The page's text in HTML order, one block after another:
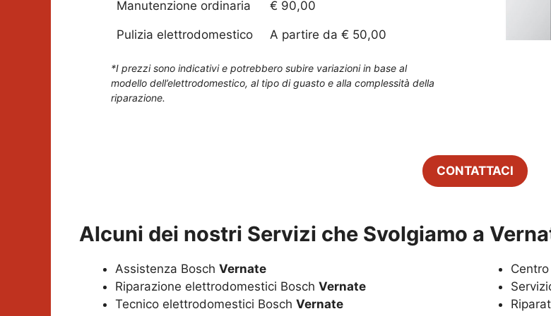
Manutenzione ordinaria € 90,00
Pulizia elettrodomestico A partire da € 50,00
*I prezzi sono indicativi e potrebbero subire variazioni in base al
modello dell’elettrodomestico, al tipo di guasto e alla complessità della
riparazione.
CONTATTACI
Alcuni dei nostri Servizi che Svolgiamo a
Assistenza Bosch Vernate
Riparazione elettrodomestici Bosch Vernate
Tecnico elettrodomestici Bosch Vernate